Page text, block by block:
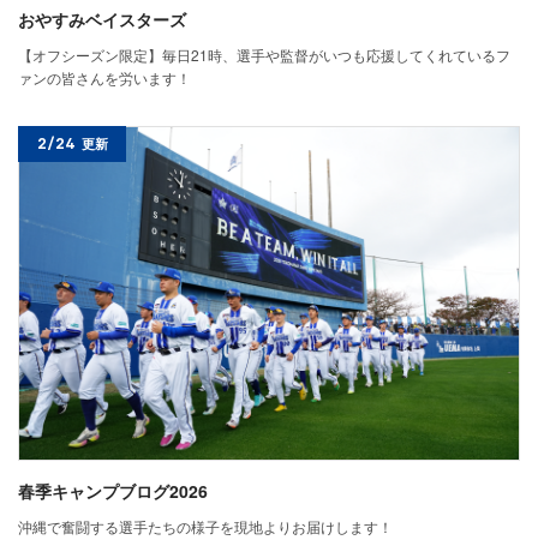
おやすみベイスターズ
【オフシーズン限定】毎日21時、選手や監督がいつも応援してくれているフ
ァンの皆さんを労います！
2/24 更新
春季キャンプブログ2026
沖縄で奮闘する選手たちの様子を現地よりお届けします！